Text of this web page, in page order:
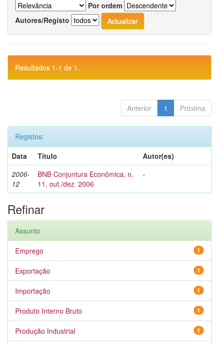
Por ordem
Autores/Registo
Resultados 1-1 de 1.
Anterior 1 Próxima
Registos:
Data
Título
Autor(es)
2006-
12
BNB Conjuntura Econômica, n.
11, out./dez. 2006
-
Refinar
Assunto
1
Emprego
1
Exportação
1
Importação
1
Produto Interno Bruto
1
Produção Industrial